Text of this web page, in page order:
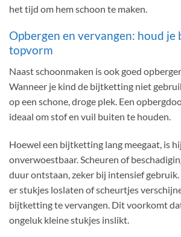
het tijd om hem schoon te maken.
Opbergen en vervangen: houd
topvorm
Naast schoonmaken is ook goed
Wanneer je kind de bijtketting niet
op een schone, droge plek. Een
ideaal om stof en vuil buiten te houden.
Hoewel een bijtketting lang meegaat, is
onverwoestbaar. Scheuren of
duur ontstaan, zeker bij intensief
er stukjes loslaten of scheurtjes
bijtketting te vervangen. Dit voorkomt
ongeluk kleine stukjes inslikt.